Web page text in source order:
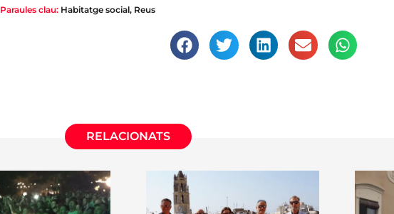
Paraules clau: Habitatge social, Reus
RELACIONATS